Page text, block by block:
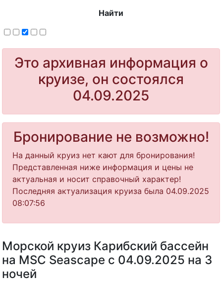
Найти
Это архивная информация о
круизе, он состоялся
04.09.2025
Бронирование не возможно!
На данный круиз нет кают для бронирования!
Представленная ниже информация и цены не
актуальная и носит справочный характер!
Последняя актуализация круиза была 04.09.2025
08:07:56
Морской круиз Карибский бассейн
на MSC Seascape с 04.09.2025 на 3
ночей